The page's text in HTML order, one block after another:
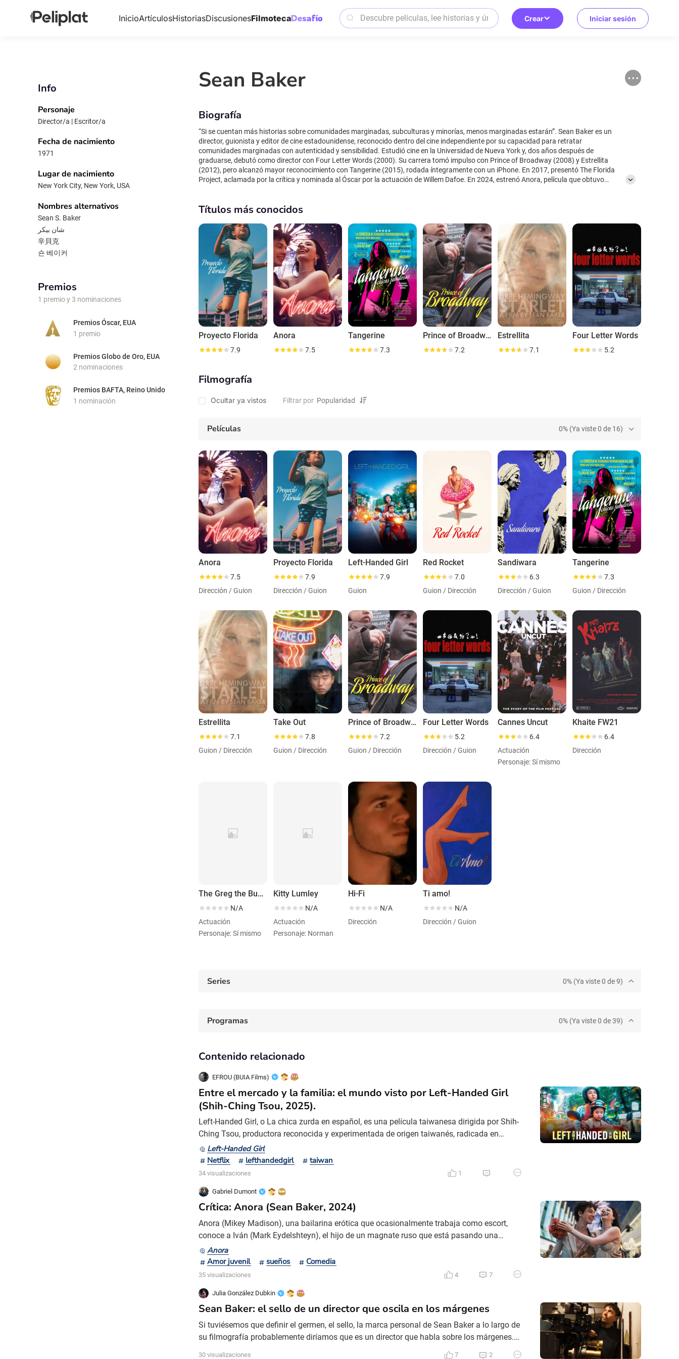
InicioArtículosHistoriasDiscusionesFilmoteca Crear Iniciar sesión
Info
Personaje
Director/a | Escritor/a
Fecha de nacimiento
1971
Lugar de nacimiento
New York City, New York, USA
Nombres alternativos
Sean S. Baker
شان بیکر
辛貝克
숀 베이커
Premios
1 premio y 3 nominaciones
Premios Óscar, EUA
1 premio
Premios Globo de Oro, EUA
2 nominaciones
Premios BAFTA, Reino Unido
1 nominación
Sean Baker
Biografía
“Si se cuentan más historias sobre comunidades marginadas, subculturas y minorías, menos marginadas estarán”. Sean Baker es un
director, guionista y editor de cine estadounidense, reconocido dentro del cine independiente por su capacidad para retratar
comunidades marginadas con autenticidad y sensibilidad. Estudió cine en la Universidad de Nueva York y, dos años después de
graduarse, debutó como director con Four Letter Words (2000). Su carrera tomó impulso con Prince of Broadway (2008) y Estrellita
(2012), pero alcanzó mayor reconocimiento con Tangerine (2015), rodada íntegramente con un iPhone. En 2017, presentó The Florida
Project, aclamada por la crítica y nominada al Óscar por la actuación de Willem Dafoe. En 2024, estrenó Anora, película que obtuvo
con un enfoque realista sobre problemáticas sociales.
Títulos más conocidos
Proyecto Florida
7.9
Anora
7.5
Tangerine
7.3
Prince of Broadway
7.2
Estrellita
7.1
Four Letter Words
5.2
Filmografía
Ocultar ya vistos Filtrar por
Películas 0% (Ya viste 0 de 16)
Anora
7.5
Dirección / Guion
Proyecto Florida
7.9
Dirección / Guion
Left-Handed Girl
7.9
Guion
Red Rocket
7.0
Guion / Dirección
Sandiwara
6.3
Dirección / Guion
Tangerine
7.3
Guion / Dirección
Estrellita
7.1
Guion / Dirección
Take Out
7.8
Guion / Dirección
Prince of Broadway
7.2
Guion / Dirección
Four Letter Words
5.2
Dirección / Guion
Cannes Uncut
6.4
Actuación
Personaje: Sí mismo
Khaite FW21
6.4
Dirección
The Greg the Bunny Tapes Rewind
N/A
Actuación
Personaje: Sí mismo
Kitty Lumley
N/A
Actuación
Personaje: Norman
Hi-Fi
N/A
Dirección
Ti amo!
N/A
Dirección / Guion
Series 0% (Ya viste 0 de 9)
Programas 0% (Ya viste 0 de 39)
Contenido relacionado
EFROU (BUIA Films)
Entre el mercado y la familia: el mundo visto por Left-Handed Girl
(Shih-Ching Tsou, 2025).
Left-Handed Girl, o La chica zurda en español, es una película taiwanesa dirigida por Shih-
Ching Tsou, productora reconocida y experimentada de origen taiwanés, radicada en
Nueva York, que produjo filmes como Tangerine y El proyecto Florida. En esta ocasión,
Tsou asume la dirección y trabaja en conjunto con Sean Baker: ambos escribieron el guión
y Baker estuvo a cargo del montaje de la película. A
Left-Handed Girl
Netflix
lefthandedgirl taiwan
34 visualizaciones 1
Gabriel Dumont
Crítica: Anora (Sean Baker, 2024)
Anora (Mikey Madison), una bailarina erótica que ocasionalmente trabaja como escort,
conoce a Iván (Mark Eydelshteyn), el hijo de un magnate ruso que está pasando una
temporada en los Estados Unidos. A las pocas semanas se casan impulsivamente y todo
parece marchar de maravilla, hasta que los padres del chico se enteran del matrimonio y
deciden anularlo. Las primeras escenas en que vemos a Anora (
Anora
Amor juvenil
sueños Comedia
35 visualizaciones 4 7
Julia González Dubkin
Sean Baker: el sello de un director que oscila en los márgenes
Si tuviésemos que definir el germen, el sello, la marca personal de Sean Baker a lo largo de
su filmografía probablemente diríamos que es un director que habla sobre los márgenes.
En The Florida Project, una de sus películas más reconocidas, Baker representaba una
30 visualizaciones 7 2